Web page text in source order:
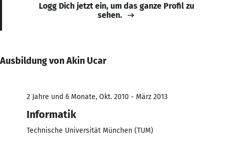
Logg Dich jetzt ein, um das ganze Profil zu
sehen.
Ausbildung von Akin Ucar
2 Jahre und 6 Monate, Okt. 2010 - März 2013
Informatik
Technische Universität München (TUM)